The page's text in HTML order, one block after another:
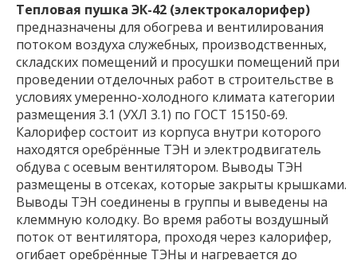
Тепловая пушка ЭК-42 (электрокалорифер)
предназначены для обогрева и вентилирования
потоком воздуха служебных, производственных,
складских помещений и просушки помещений при
проведении отделочных работ в строительстве в
условиях умеренно-холодного климата категории
размещения 3.1 (УХЛ 3.1) по ГОСТ 15150-69.
Калорифер состоит из корпуса внутри которого
находятся оребрённые ТЭН и электродвигатель
обдува с осевым вентилятором. Выводы ТЭН
размещены в отсеках, которые закрыты крышками.
Выводы ТЭН соединены в группы и выведены на
клеммную колодку. Во время работы воздушный
поток от вентилятора, проходя через калорифер,
огибает оребрённые ТЭНы и нагревается до